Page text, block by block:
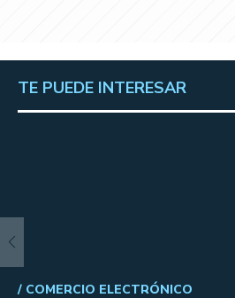
TE PUEDE INTERESAR
/ COMERCIO ELECTRÓNICO